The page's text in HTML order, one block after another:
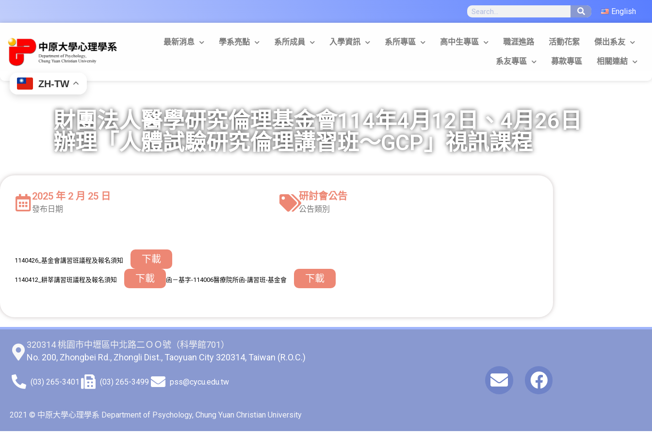
English
最新消息 學系亮點 系所成員 入學資訊 系所專區 高中生專區 職涯進路 活動花絮 傑出系友
系友專區 募款專區 相關連結
財團法人醫學研究倫理基金會114年4月12日、4月26日
辦理「人體試驗研究倫理講習班～GCP」視訊課程
2025 年 2 月 25 日
發布日期
研討會公告
公告類別
1140426_基金會講習班議程及報名須知 下載
1140412_耕莘講習班議程及報名須知 下載 函－基字-114006醫療院所函-講習班-基金會 下載
320314 桃園市中壢區中北路二ＯＯ號（科學館701）
No. 200, Zhongbei Rd., Zhongli Dist., Taoyuan City 320314, Taiwan (R.O.C.)
(03) 265-3401 (03) 265-3499 pss@cycu.edu.tw
2021 © 中原大學心理學系 Department of Psychology, Chung Yuan Christian University
ZH-TW